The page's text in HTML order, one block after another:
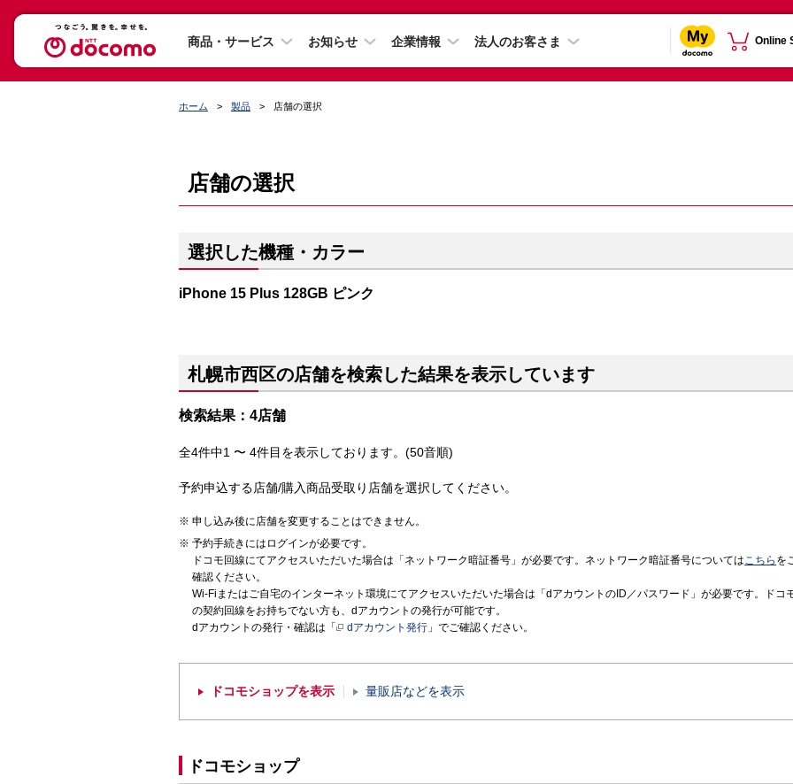
商品・サービス お知らせ 企業情報 法人のお客さま Online
ホーム 製品 店舗の選択
店舗の選択
選択した機種・カラー
iPhone 15 Plus 128GB ピンク
札幌市西区の店舗を検索した結果を表示しています
検索結果：4店舗
全4件中1 〜 4件目を表示しております。(50音順)
予約申込する店舗/購入商品受取り店舗を選択してください。
申し込み後に店舗を変更することはできません。
予約手続きにはログインが必要です。
ドコモ回線にてアクセスいただいた場合は「ネットワーク暗証番号」が必要です。ネットワーク暗証番号についてはこちら を
確認ください。
Wi-Fiまたはご自宅のインターネット環境にてアクセスいただいた場合は「dアカウントのID／パスワード」が必要です。ドコ
の契約回線をお持ちでない方も、dアカウントの発行が可能です。
dアカウントの発行・確認は「
dアカウント発行 」でご確認ください。
ドコモショップを表示 量販店などを表示
ドコモショップ